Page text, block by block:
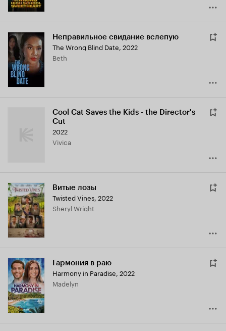
Неправильное свидание вслепую
The Wrong Blind Date, 2022
Beth
Cool Cat Saves the Kids - the Director's
Cut
2022
Vivica
Витые лозы
Twisted Vines, 2022
Sheryl Wright
Гармония в раю
Harmony in Paradise, 2022
Madelyn